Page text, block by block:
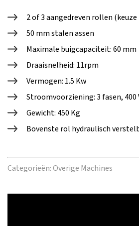
2 of 3 aangedreven rollen
50 mm stalen assen
Maximale buigcapaciteit: 60 mm
Draaisnelheid: 11rpm
Vermogen: 1.5 Kw
Stroomvoorziening: 3 fasen, 400
Gewicht: 450 Kg
Bovenste rol hydraulisch
Categorieën:Overige Machines